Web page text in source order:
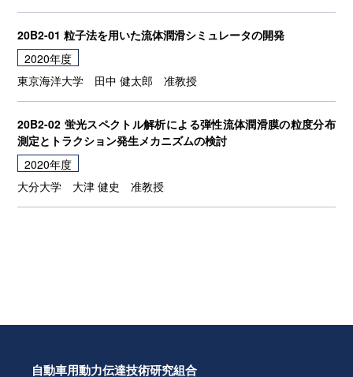
20B2-01 粒子法を用いた流体潤滑シミュレータの開発
2020年度
東京海洋大学
田中 健太郎 准教授
20B2-02 蛍光スペクトル解析による弾性流体潤滑膜の粒度分布
測定とトラクション発生メカニズムの検討
2020年度
大分大学
大津 健史 准教授
自動車用動力伝達技術研究組合